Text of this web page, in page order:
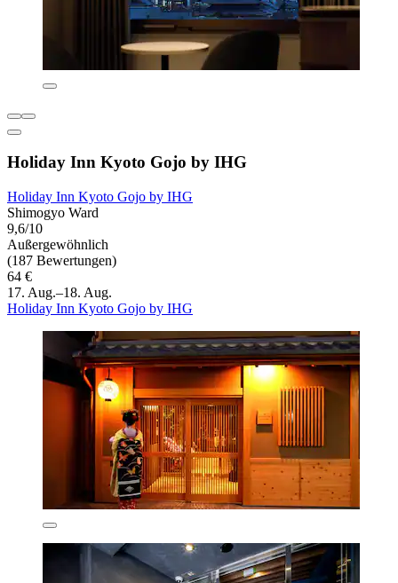
Holiday Inn Kyoto Gojo by IHG
Holiday Inn Kyoto Gojo by IHG
Shimogyo Ward
9,6/10
Außergewöhnlich
(187 Bewertungen)
64 €
17. Aug.–18. Aug.
Holiday Inn Kyoto Gojo by IHG